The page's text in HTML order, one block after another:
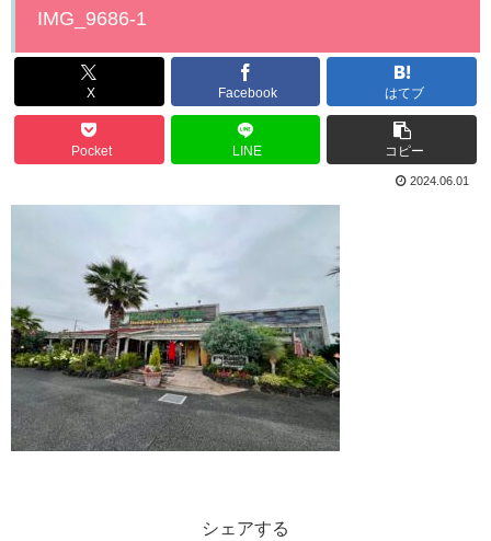
IMG_9686-1
X Facebook はてブ
Pocket LINE コピー
2024.06.01
シェアする